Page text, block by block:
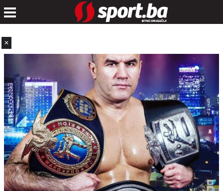
✕